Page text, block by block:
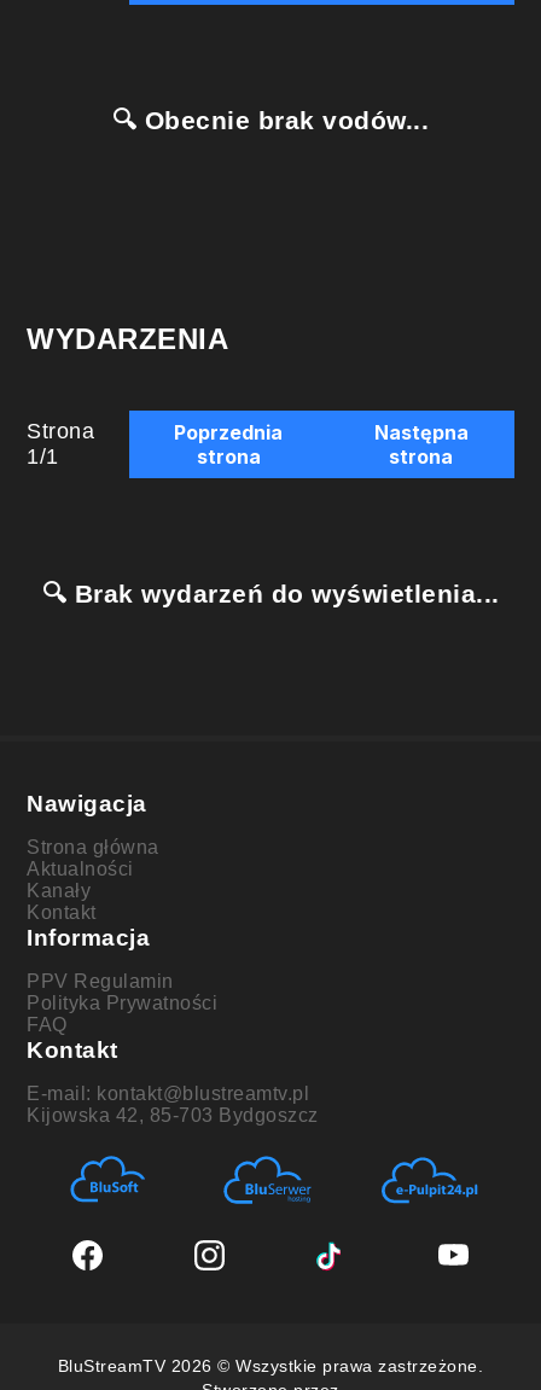
🔍 Obecnie brak vodów...
WYDARZENIA
Strona
1/1
Poprzednia
strona
Następna
strona
🔍 Brak wydarzeń do wyświetlenia...
Nawigacja
Strona główna
Aktualności
Kanały
Kontakt
Informacja
PPV Regulamin
Polityka Prywatności
FAQ
Kontakt
E-mail: kontakt@blustreamtv.pl
Kijowska 42, 85-703 Bydgoszcz
BluStreamTV 2026 © Wszystkie prawa zastrzeżone.